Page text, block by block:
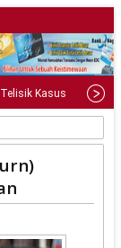
| Telisik Kasus |